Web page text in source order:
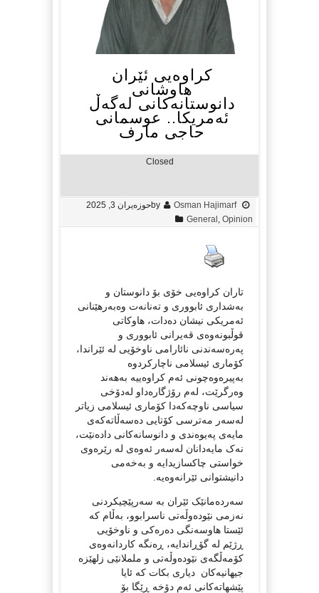
کراوەیی ئێران
هاوشانی
دانوستانەکانی لەگەڵ
ئەمریکا.. عوسمانی
حاجی مارف
Closed
by Osman Hajimarf
حوزه‌یران 3, 2025
General Opinion
تاران کراوەیی خۆی بۆ دانوستان و
بەشداری ئابووری و تەنانەت وەبەرهێنانی
ئەمریکی نیشان دەدات، هاوکاتی
قوڵبونەوەی قەیرانی ئابووری و
پەرەسەندنی نائارامی ناوخۆیی لە ئێراندا،
کۆماری ئیسلامی ناچارکردوە
بەپیرەوەچونی ئەم کراوەییە بەهەند
وەرگرێت، لەم رۆژگارەداو لەدۆخی
سیاسی ناوچەکەدا کۆماری ئیسلامی زیاتر
لەسەر مەترسی کۆتایی دەسەڵاتەکەی
مایەی پەیوەندی و دانوسانەکانی دادەنێت،
نەک مایەدانان لەسەر ئەوەی لە رێرەوی
خواستی چاکسازیدایە و بەخەمی
دانیشتوانی ئێرانەوەیە.
سەردەمانێک ئێران بە سەرپێچیکردنی
نەزمی نێودەوڵەتی ناسرابوو، بەڵام کە
ئێستا هاوسەنگی دەرەکی و ناوخۆیی
ڕژێم لە گۆڕاندایە، ڕەنگە کاردانەوەی
کۆمەڵگەی نێودەوڵەتی و ململانێی زلهێزە
جیهانیەکان دیاری بکات کە ئایا
پێشهاتەکانی ئەم دۆخە ڕێگا بۆ